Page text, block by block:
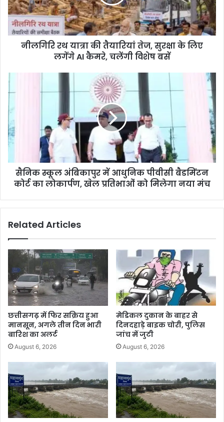
नीलगिरि रथ यात्रा की तैयारियां तेज, सुरक्षा के लिए
लगेंगे AI कैमरे, चलेंगी विशेष बसें
सैनिक स्कूल अंबिकापुर में आधुनिक पीवीसी बैडमिंटन
कोर्ट का लोकार्पण, खेल प्रतिभाओं को मिलेगा नया मंच
Related Articles
छत्तीसगढ़ में फिर सक्रिय हुआ
मानसून, अगले तीन दिन भारी
बारिश का अलर्ट
August 6, 2026
मेडिकल दुकान के बाहर से
दिनदहाड़े बाइक चोरी, पुलिस
जांच में जुटी
August 6, 2026